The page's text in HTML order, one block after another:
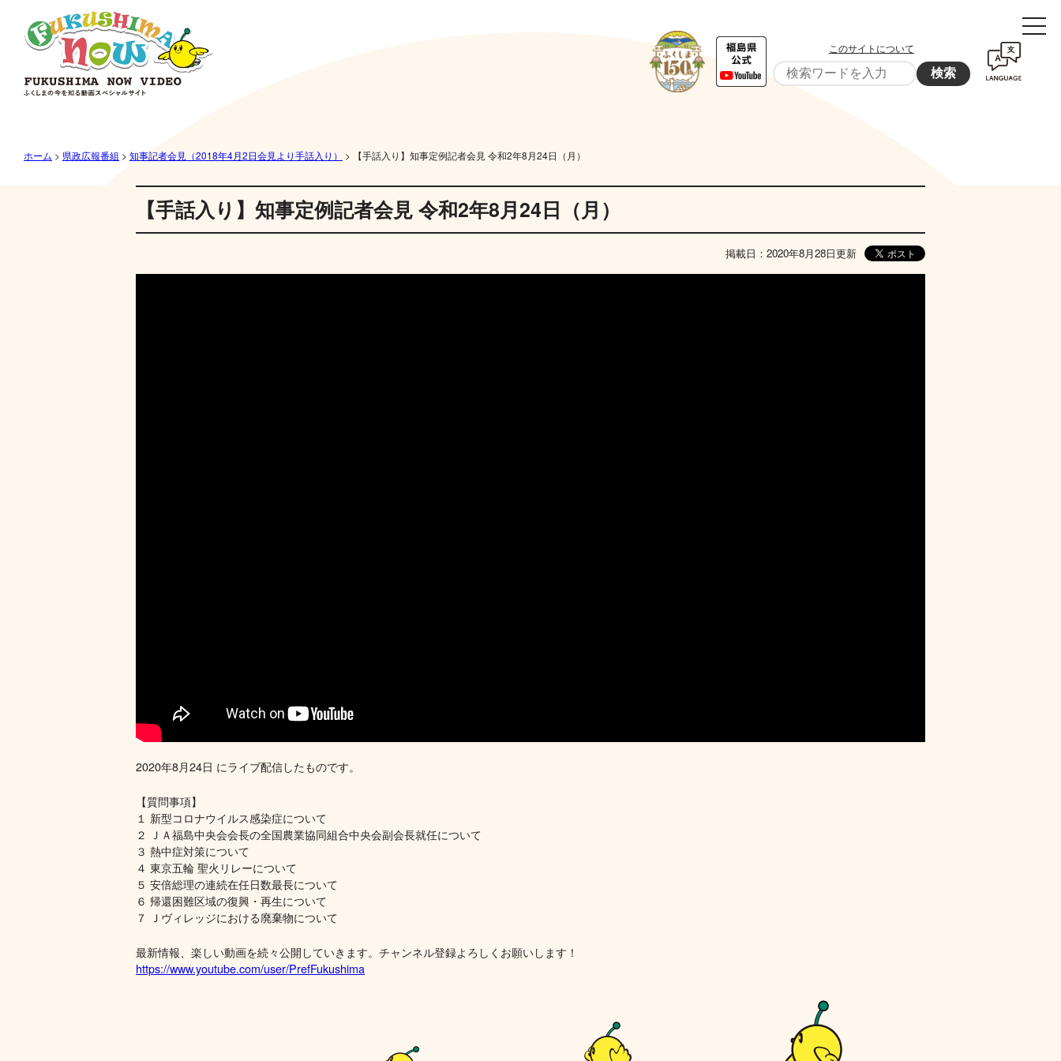
このサイトについて
検索
ホーム > 県政広報番組 > 知事記者会見（2018年4月2日会見より手話入り） > 【手話入り】知事定例記者会見 令和2年8月24日（月）
【手話入り】知事定例記者会見 令和2年8月24日（月）
掲載日：2020年8月28日更新
2020年8月24日 にライブ配信したものです。
【質問事項】
１ 新型コロナウイルス感染症について
２ ＪＡ福島中央会会長の全国農業協同組合中央会副会長就任について
３ 熱中症対策について
４ 東京五輪 聖火リレーについて
５ 安倍総理の連続在任日数最長について
６ 帰還困難区域の復興・再生について
７ Ｊヴィレッジにおける廃棄物について
最新情報、楽しい動画を続々公開していきます。チャンネル登録よろしくお願いします！
https://www.youtube.com/user/PrefFukushima